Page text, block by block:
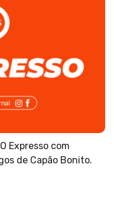
Expresso com
de Capão Bonito.